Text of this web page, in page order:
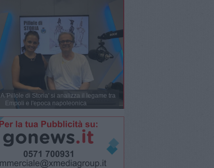
A 'Pillole di Storia' si analizza il legame tra
Empoli e l'epoca napoleonica